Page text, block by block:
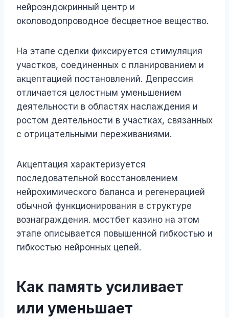
нейроэндокринный центр и
околоводопроводное бесцветное вещество.
На этапе сделки фиксируется стимуляция
участков, соединенных с планированием и
акцептацией постановлений. Депрессия
отличается целостным уменьшением
деятельности в областях наслаждения и
ростом деятельности в участках, связанных
с отрицательными переживаниями.
Акцептация характеризуется
последовательной восстановлением
нейрохимического баланса и регенерацией
обычной функционирования в структуре
вознаграждения. мостбет казино на этом
этапе описывается повышенной гибкостью и
гибкостью нейронных цепей.
Как память усиливает
или уменьшает